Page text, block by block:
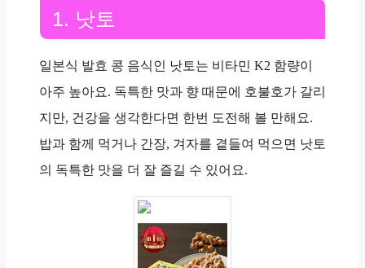
1. 낫토
일본식 발효 콩 음식인 낫토는 비타민 K2 함량이
아주 높아요. 독특한 맛과 향 때문에 호불호가 갈리
지만, 건강을 생각한다면 한번 도전해 볼 만해요.
밥과 함께 먹거나 간장, 겨자를 곁들여 먹으면 낫토
의 독특한 맛을 더 잘 즐길 수 있어요.